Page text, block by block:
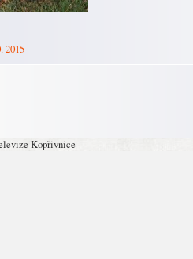
2015
Kopřivnice